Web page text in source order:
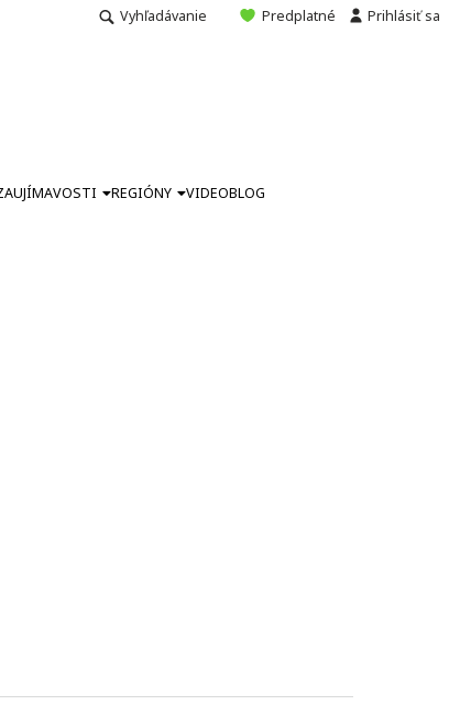
Vyhľadávanie Predplatné Prihlásiť sa
REGIÓNY VIDEOBLOG